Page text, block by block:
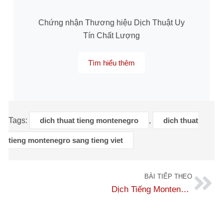
Chứng nhận Thương hiệu Dịch Thuật Uy
Tín Chất Lượng
Tìm hiểu thêm
Tags: dich thuat tieng montenegro , dich thuat
tieng montenegro sang tieng viet
BÀI TIẾP THEO
Dịch Tiếng Montenegro chuẩn tại Dịch Thuật Số 1